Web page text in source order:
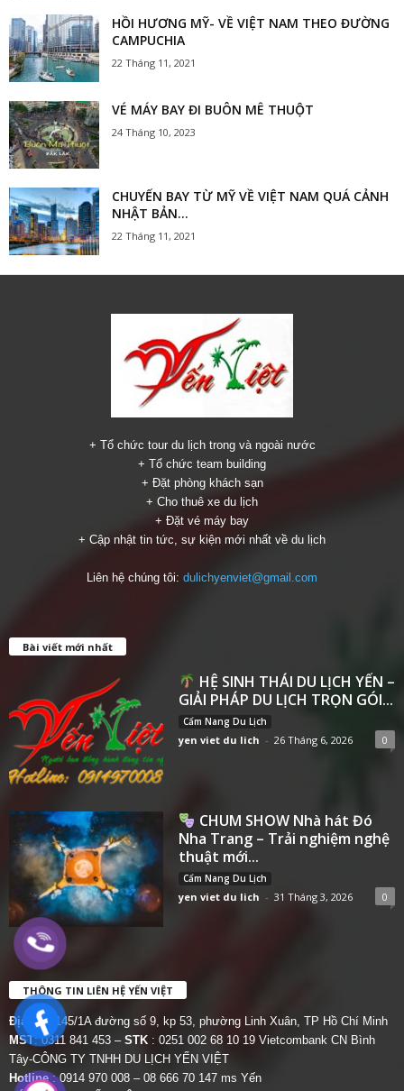
HỒI HƯƠNG MỸ- VỀ VIỆT NAM THEO ĐƯỜNG
CAMPUCHIA
22 Tháng 11, 2021
VÉ MÁY BAY ĐI BUÔN MÊ THUỘT
24 Tháng 10, 2023
CHUYẾN BAY TỪ MỸ VỀ VIỆT NAM QUÁ CẢNH
NHẬT BẢN...
22 Tháng 11, 2021
+ Tổ chức tour du lịch trong và ngoài nước
+ Tổ chức team building
+ Đặt phòng khách sạn
+ Cho thuê xe du lịch
+ Đặt vé máy bay
+ Cập nhật tin tức, sự kiện mới nhất về du lịch
Liên hệ chúng tôi: dulichyenviet@gmail.com
Bài viết mới nhất
HỆ SINH THÁI DU LỊCH YẾN –
GIẢI PHÁP DU LỊCH TRỌN GÓI...
Cẩm Nang Du Lịch
yen viet du lich - 26 Tháng 6, 2026 0
CHUM SHOW Nhà hát Đó
Nha Trang – Trải nghiệm nghệ
thuật mới...
Cẩm Nang Du Lịch
yen viet du lich - 31 Tháng 3, 2026 0
THÔNG TIN LIÊN HỆ YẾN VIỆT
Địa chỉ:
145/1A đường số 9, kp 53, phường Linh Xuân, TP Hồ Chí Minh
MST: 0311 841 453 – STK : 0251 002 68 10 19 Vietcombank CN Bình
Tây-CÔNG TY TNHH DU LỊCH YẾN VIỆT
Hotline: 0914 970 008 – 08 666 70 147 ms Yến